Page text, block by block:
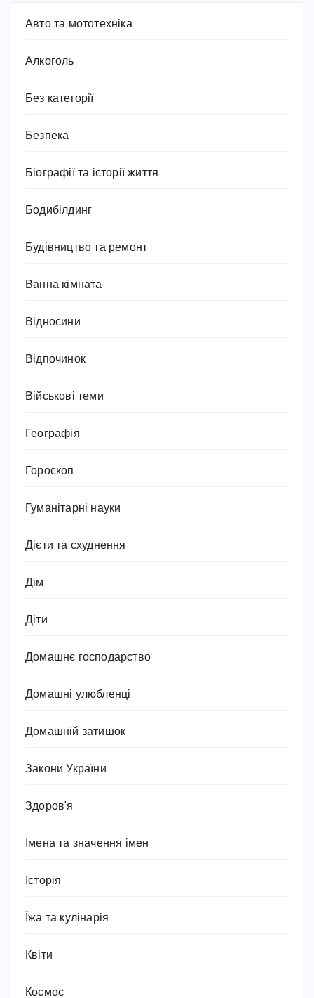
Авто та мототехніка
Алкоголь
Без категорії
Безпека
Біографії та історії життя
Бодибілдинг
Будівництво та ремонт
Ванна кімната
Відносини
Відпочинок
Військові теми
Географія
Гороскоп
Гуманітарні науки
Дієти та схуднення
Дім
Діти
Домашнє господарство
Домашні улюбленці
Домашній затишок
Закони України
Здоров'я
Імена та значення імен
Історія
Їжа та кулінарія
Квіти
Космос